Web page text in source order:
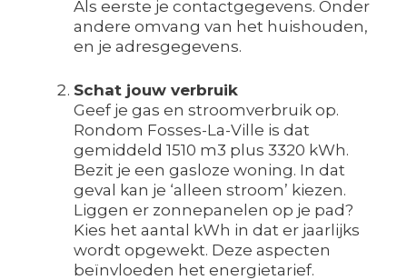
Als eerste je contactgegevens. Onder
andere omvang van het huishouden,
en je adresgegevens.
Schat jouw verbruik
Geef je gas en stroomverbruik op.
Rondom Fosses-La-Ville is dat
gemiddeld 1510 m3 plus 3320 kWh.
Bezit je een gasloze woning. In dat
geval kan je ‘alleen stroom’ kiezen.
Liggen er zonnepanelen op je pad?
Kies het aantal kWh in dat er jaarlijks
wordt opgewekt. Deze aspecten
beïnvloeden het energietarief.